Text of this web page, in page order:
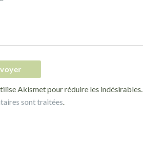
Akismet pour réduire les indésirables.
sont traitées.